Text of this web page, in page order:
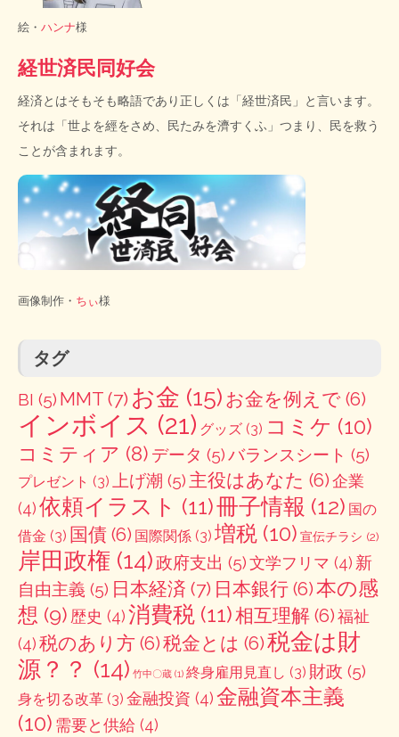
絵・ ハンナ様
経世済民同好会
経済とはそもそも略語であり正しくは「経世済民」と言います。
それは「世よを經をさめ、民たみを濟すくふ」つまり、民を救う
ことが含まれます。
画像制作・ ちぃ様
タグ
BI (5) MMT (7) お金 (15) お金を例えで (6)
インボイス (21) グッズ (3) コミケ (10)
コミティア (8) データ (5)バランスシート (5)
プレゼント (3) 上げ潮 (5) 主役はあなた (6)企業
(4)依頼イラスト (11)冊子情報 (12) 国の
借金 (3) 国債 (6) 国際関係 (3) 増税 (10) 宣伝チラシ (2)
岸田政権 (14)政府支出 (5)文学フリマ (4) 新
自由主義 (5) 日本経済 (7) 日本銀行 (6)本の感
想 (9) 歴史 (4)消費税 (11)相互理解 (6)福祉
(4)税のあり方 (6)税金とは (6)税金は財
源？？ (14) 竹中〇蔵 (1) 終身雇用見直し (3) 財政 (5)
身を切る改革 (3) 金融投資 (4)金融資本主義
(10) 需要と供給 (4)